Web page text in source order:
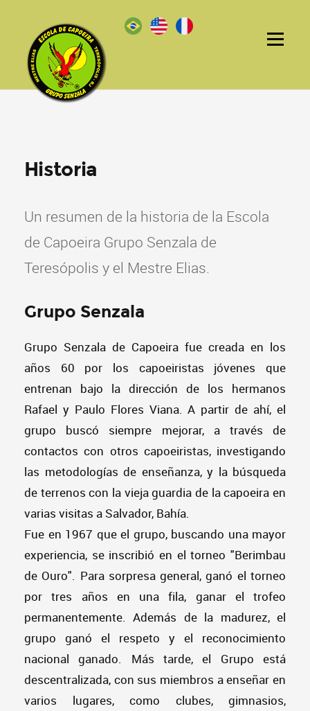
Historia
Un resumen de la historia de la Escola
de Capoeira Grupo Senzala de
Teresópolis y el Mestre Elias.
Grupo Senzala
Grupo Senzala de Capoeira fue creada en los
años 60 por los capoeiristas jóvenes que
entrenan bajo la dirección de los hermanos
Rafael y Paulo Flores Viana. A partir de ahí, el
grupo buscó siempre mejorar, a través de
contactos con otros capoeiristas, investigando
las metodologías de enseñanza, y la búsqueda
de terrenos con la vieja guardia de la capoeira en
varias visitas a Salvador, Bahía.
Fue en 1967 que el grupo, buscando una mayor
experiencia, se inscribió en el torneo "Berimbau
de Ouro". Para sorpresa general, ganó el torneo
por tres años en una fila, ganar el trofeo
permanentemente. Además de la madurez, el
grupo ganó el respeto y el reconocimiento
nacional ganado. Más tarde, el Grupo está
descentralizada, con sus miembros a enseñar en
varios lugares, como clubes, gimnasios,